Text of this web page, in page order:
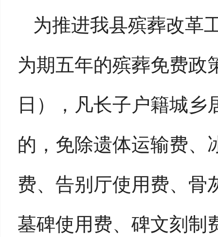
为推进我县殡葬改革
为期五年的殡葬免费政
日 ）， 凡长子户籍城乡
的，免除遗体运输费、
费、告别厅使用费、骨
墓碑使用费、碑文刻制